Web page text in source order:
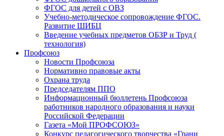
ФГОС для детей с ОВЗ
Учебно-методическое сопровождение ФГОС.
Развитие ШИБЦ
Введение учебных предметов ОБЗР и Труд (
технология)
Профсоюз
Новости Профсоюза
Нормативно правовые акты
Охрана труда
Председателям ППО
Информационный бюллетень Профсоюза
работников народного образования и науки
Российской Федерации
Газета «Мой ПРОФСОЮЗ»
Конкурс педагогического творчества «Грани